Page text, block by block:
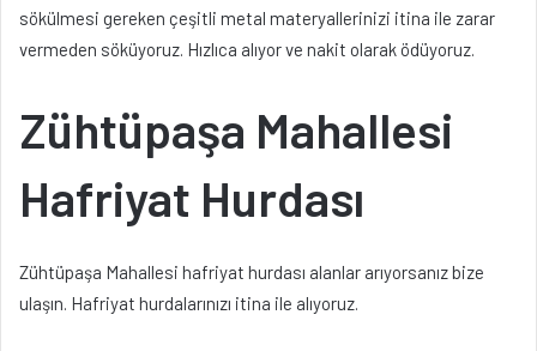
sökülmesi gereken çeşitli metal materyallerinizi itina ile zarar
vermeden söküyoruz. Hızlıca alıyor ve nakit olarak ödüyoruz.
Zühtüpaşa Mahallesi
Hafriyat Hurdası
Zühtüpaşa Mahallesi hafriyat hurdası alanlar arıyorsanız bize
ulaşın. Hafriyat hurdalarınızı itina ile alıyoruz.